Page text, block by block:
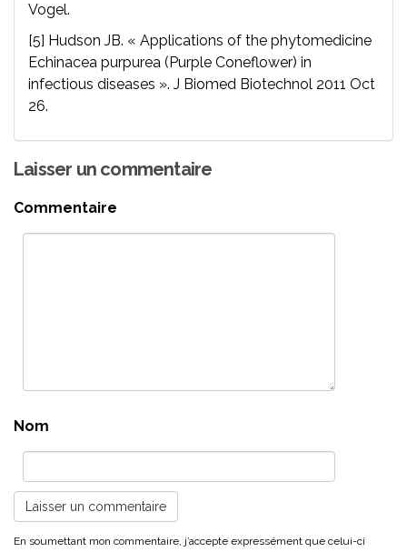
Vogel.
[5] Hudson JB. « Applications of the phytomedicine
Echinacea purpurea (Purple Coneflower) in
infectious diseases ». J Biomed Biotechnol 2011 Oct
26.
Laisser un commentaire
Commentaire
Nom